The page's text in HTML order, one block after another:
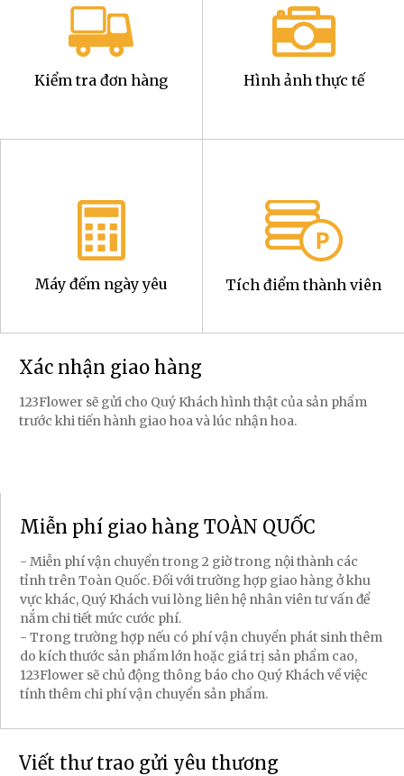
Kiểm tra đơn hàng Hình ảnh thực tế
Máy đếm ngày yêu Tích điểm thành viên
Xác nhận giao hàng
123Flower sẽ gửi cho Quý Khách hình thật của sản phẩm
trước khi tiến hành giao hoa và lúc nhận hoa.
Miễn phí giao hàng TOÀN QUỐC
- Miễn phí vận chuyển trong 2 giờ trong nội thành các
tỉnh trên Toàn Quốc. Đối với trường hợp giao hàng ở khu
vực khác, Quý Khách vui lòng liên hệ nhân viên tư vấn để
nắm chi tiết mức cước phí.
- Trong trường hợp nếu có phí vận chuyển phát sinh thêm
do kích thước sản phẩm lớn hoặc giá trị sản phẩm cao,
123Flower sẽ chủ động thông báo cho Quý Khách về việc
tính thêm chi phí vận chuyển sản phẩm.
Viết thư trao gửi yêu thương